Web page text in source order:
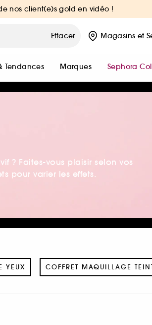
nos client(e)s gold en vidéo !
Effacer Magasins et
Tendances Marques Sephora
? Faites-vous plaisir selon vos
pour varier les effets.
YEUX COFFRET MAQUILLAGE